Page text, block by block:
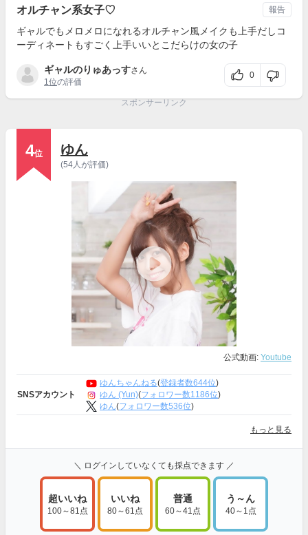
オルチャン系女子♡
ギャルでもメロメロになれるオルチャン風メイクも上手だしコ
ーディネートもすごく上手いいとこだらけの女の子
ギャルのりゅあっすさん
1位の評価
0
報告
スポンサーリンク
4位 ゆん
(54人が評価)
公式動画: Youtube
SNSアカウント
ゆんちゃんねる(登録者数644位)
ゆん (Yun)(フォロワー数1186位)
ゆん(フォロワー数536位)
もっと見る
＼ ログインしていなくても採点できます ／
超いいね
100～81点
いいね
80～61点
普通
60～41点
う～ん
40～1点